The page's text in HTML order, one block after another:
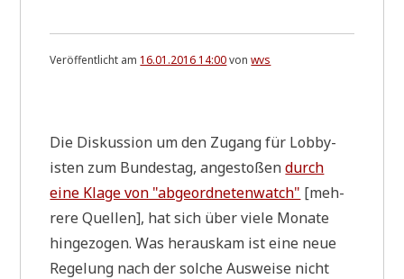
Veröffentlicht am 16.01.2016 14:00vonwvs
Die Dis­kus­si­on um den Zugang für Lob­by­
isten zum Bun­des­tag, ange­sto­ßendurch
eine Kla­ge von "abge­ord­ne­ten­watch" [meh­
re­re Quel­len], hat sich über vie­le Mona­te
hin­ge­zo­gen. Was her­aus­kam ist eine neue
Rege­lung nach der sol­che Aus­wei­se nicht